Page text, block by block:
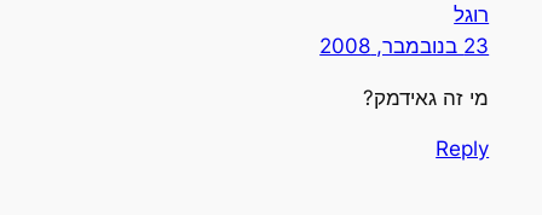
רוגל
23 בנובמבר, 2008
מי זה גאידמק?
Reply